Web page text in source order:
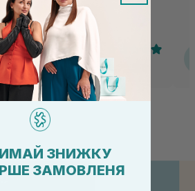
ЗНИЖКУ
ЗАМОВЛЕНЯ